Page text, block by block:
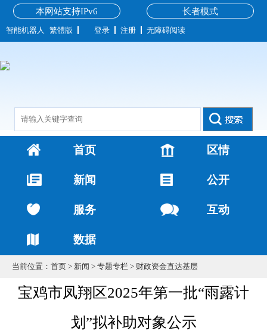
长者模式
本网站支持IPv6
智能机器人 繁體版 登录 注册 无障碍阅读
首页 区情
新闻 公开
服务 互动
数据
当前位置： 首页 > 新闻 > 专题专栏 > 财政资金直达基层
宝鸡市凤翔区2025年第一批“雨露计
划”拟补助对象公示